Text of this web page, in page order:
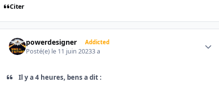
Citer
powerdesigner Addicted
Posté(e) le 11 juin 20233 a
Il y a 4 heures, bens a dit :